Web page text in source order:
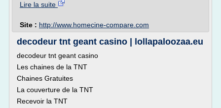
Lire la suite
Site : http://www.homecine-compare.com
decodeur tnt geant casino | lollapaloozaa.eu
decodeur tnt geant casino
Les chaines de la TNT
Chaines Gratuites
La couverture de la TNT
Recevoir la TNT